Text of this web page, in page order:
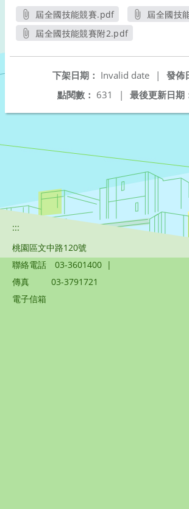
屆全國技能競賽.pdf
另開新視窗
屆全國技
屆全國技能競賽附2.pdf
發佈
下架日期： Invalid date
|
最後更新日期
點閱數： 631 |
:::
桃園區文中路120號
聯絡電話
03-3601400 |
傳真
03-3791721
電子信箱